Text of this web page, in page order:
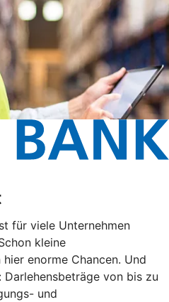
für viele Unternehmen
kleine
enorme Chancen. Und
von bis zu
und